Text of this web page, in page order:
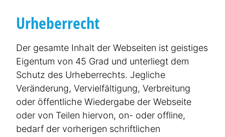
Urheber­recht
Der gesamte Inhalt der Webseiten ist geistiges
Eigentum von 45 Grad und unterliegt dem
Schutz des Urheber­rechts. Jegliche
Veränderung, Verviel­fäl­tigung, Verbreitung
oder öffentliche Wiedergabe der Webseite
oder von Teilen hiervon, on- oder offline,
bedarf der vorherigen schrift­lichen